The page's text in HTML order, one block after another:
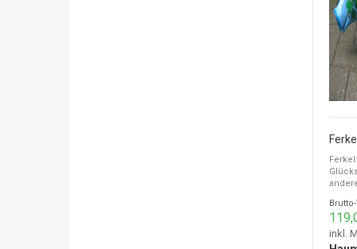
inkl.